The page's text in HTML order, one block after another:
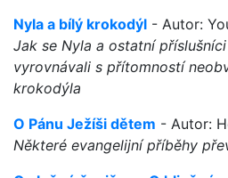
Nyla a bílý krokodýl - Autor:
Jak se Nyla a ostatní
vyrovnávali s přítomností
krokodýla
O Pánu Ježíši dětem - Autor:
Některé evangelijní příběhy